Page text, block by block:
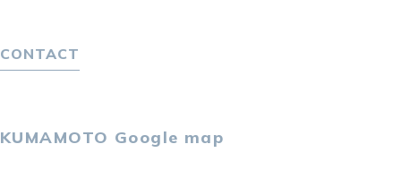
KUMAMOTO Google map
CONTACT